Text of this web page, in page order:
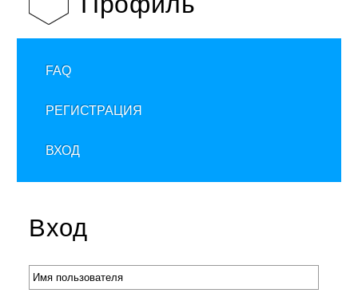
FAQ
РЕГИСТРАЦИЯ
ВХОД
Вход